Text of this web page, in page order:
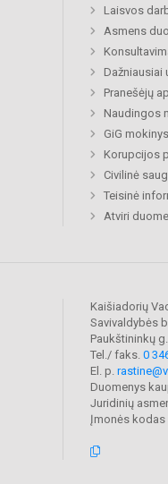
Laisvos
Asmens
Dažniausiai
Pranešėjų
Naudingos
GiG mokinys
Korupcijos
Civilinė
Teisinė
Atviri
Kaišiadorių
Savivaldybės
Paukštininkų
Tel./ faks. 0
El. p.
Duomenys
Juridinių
Įmonės kodas